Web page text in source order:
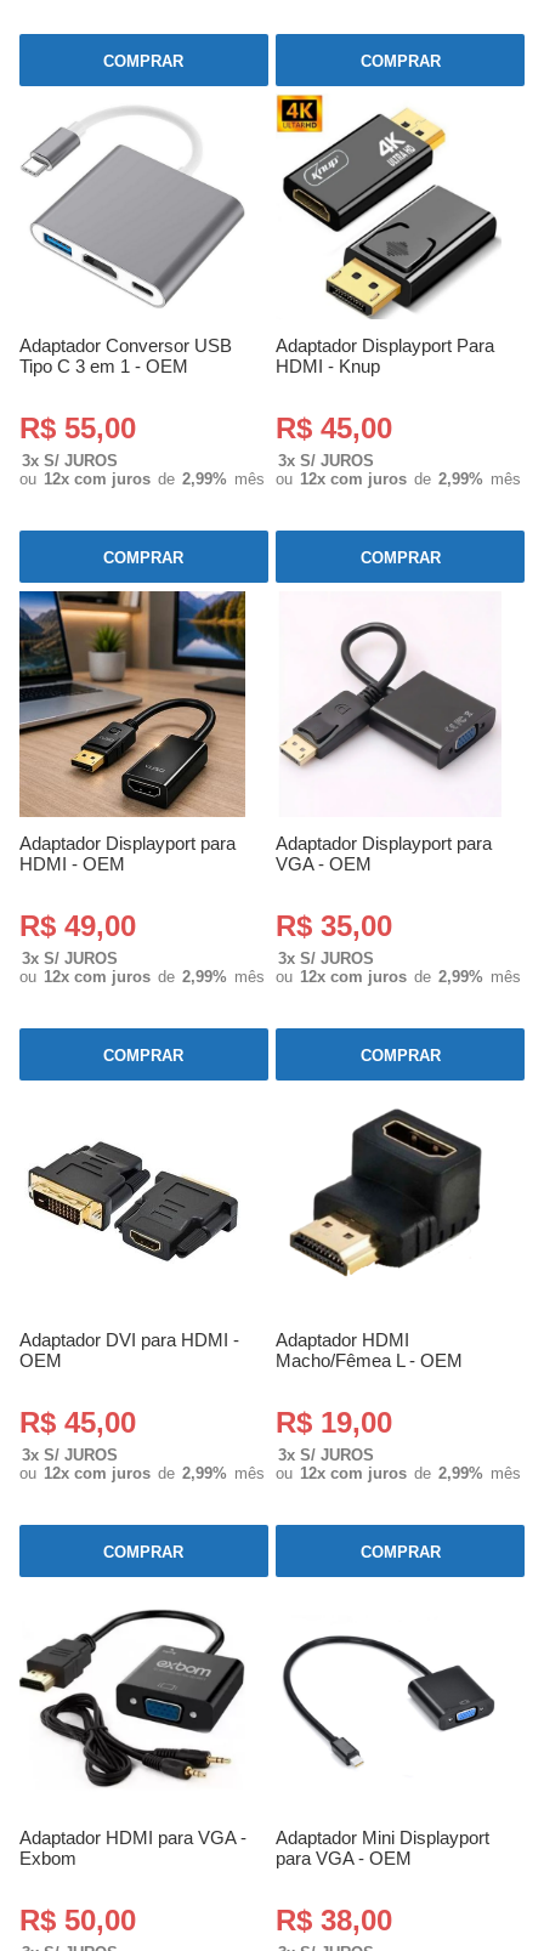
COMPRAR COMPRAR
Adaptador Conversor USB
Tipo C 3 em 1 - OEM
R$ 55,00
3x S/ JUROS
ou 12x com juros de 2,99% mês
COMPRAR
Adaptador Displayport Para
HDMI - Knup
R$ 45,00
3x S/ JUROS
ou 12x com juros de 2,99% mês
COMPRAR
Adaptador Displayport para
HDMI - OEM
R$ 49,00
3x S/ JUROS
ou 12x com juros de 2,99% mês
COMPRAR
Adaptador Displayport para
VGA - OEM
R$ 35,00
3x S/ JUROS
ou 12x com juros de 2,99% mês
COMPRAR
Adaptador DVI para HDMI -
OEM
R$ 45,00
3x S/ JUROS
ou 12x com juros de 2,99% mês
COMPRAR
Adaptador HDMI
Macho/Fêmea L - OEM
R$ 19,00
3x S/ JUROS
ou 12x com juros de 2,99% mês
COMPRAR
Adaptador HDMI para VGA -
Exbom
R$ 50,00
Adaptador Mini Displayport
para VGA - OEM
R$ 38,00